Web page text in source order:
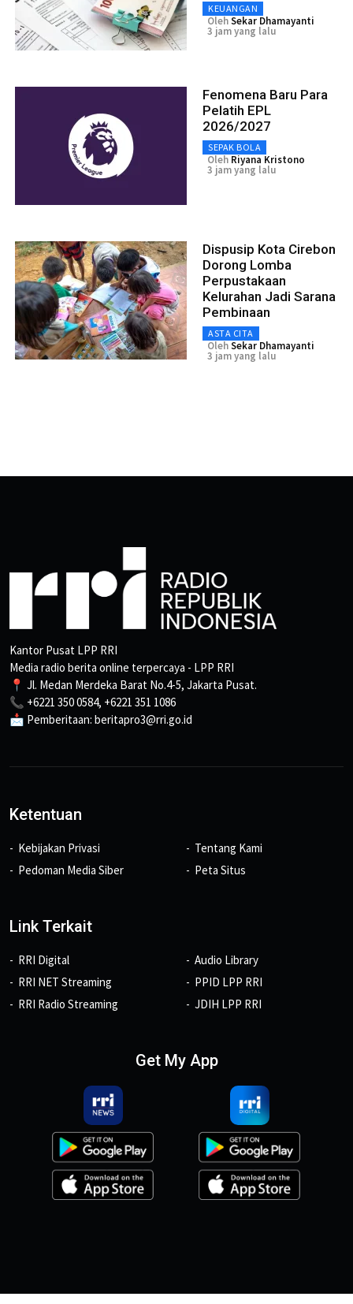
KEUANGAN
OlehSekar Dhamayanti
3 jam yang lalu
Fenomena Baru Para
Pelatih EPL
2026/2027
SEPAK BOLA
Oleh Riyana Kristono
3 jam yang lalu
Dispusip Kota Cirebon
Dorong Lomba
Perpustakaan
Kelurahan Jadi Sarana
Pembinaan
ASTA CITA
OlehSekar Dhamayanti
3 jam yang lalu
Kantor Pusat LPP RRI
Media radio berita online terpercaya - LPP RRI
📍 Jl. Medan Merdeka Barat No.4-5, Jakarta Pusat.
📞 +6221 350 0584, +6221 351 1086
📩 Pemberitaan: beritapro3@rri.go.id
Ketentuan
Kebijakan Privasi
Pedoman Media Siber
Tentang Kami
Peta Situs
Link Terkait
RRI Digital
RRI NET Streaming
RRI Radio Streaming
Audio Library
PPID LPP RRI
JDIH LPP RRI
Get My App